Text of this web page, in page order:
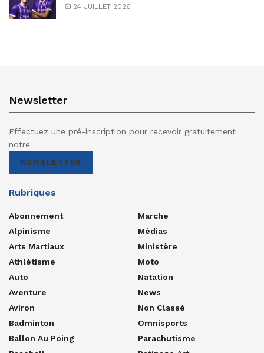
24 JUILLET 2026
Newsletter
Effectuez une pré-inscription pour recevoir gratuitement
notre
NEWSLETTER
Rubriques
Abonnement
Alpinisme
Arts Martiaux
Athlétisme
Auto
Aventure
Aviron
Badminton
Ballon Au Poing
Marche
Médias
Ministère
Moto
Natation
News
Non Classé
Omnisports
Parachutisme